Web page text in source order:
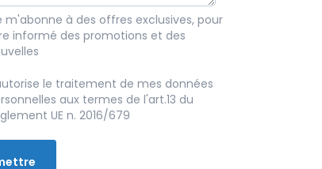
m'abonne à des offres exclusives, pour
informé des promotions et des
le traitement de mes données
aux termes de l'art.13 du
UE n. 2016/679